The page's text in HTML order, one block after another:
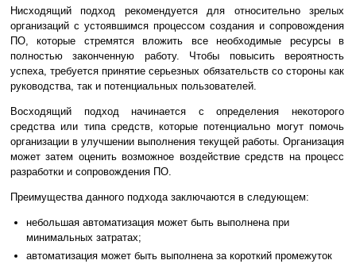
Нисходящий подход рекомендуется для относительно зрелых
организаций с устоявшимся процессом создания и сопровождения
ПО, которые стремятся вложить все необходимые ресурсы в
полностью законченную работу. Чтобы повысить вероятность
успеха, требуется принятие серьезных обязательств со стороны как
руководства, так и потенциальных пользователей.
Восходящий подход начинается с определения некоторого
средства или типа средств, которые потенциально могут помочь
организации в улучшении выполнения текущей работы. Организация
может затем оценить возможное воздействие средств на процесс
разработки и сопровождения ПО.
Преимущества данного подхода заключаются в следующем:
небольшая автоматизация может быть выполнена при
минимальных затратах;
автоматизация может быть выполнена за короткий промежуток